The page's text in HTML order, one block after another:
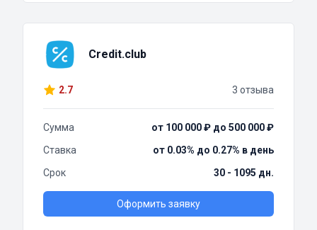
Credit.club
2.7 3 отзыва
Сумма
от 100 000 ₽ до 500 000 ₽
Ставка
от 0.03% до 0.27% в день
Срок
30 - 1095 дн.
Оформить заявку